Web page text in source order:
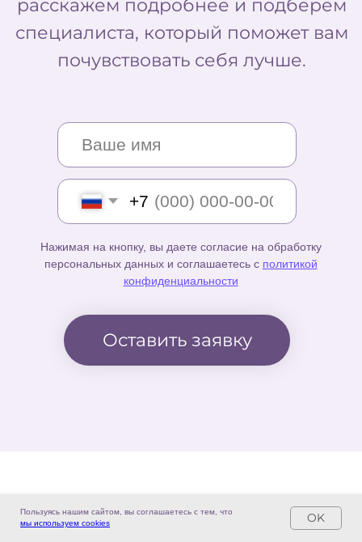
Пользуясь нашим сайтом, вы соглашаетесь с тем, что
мы используем cookies
OK